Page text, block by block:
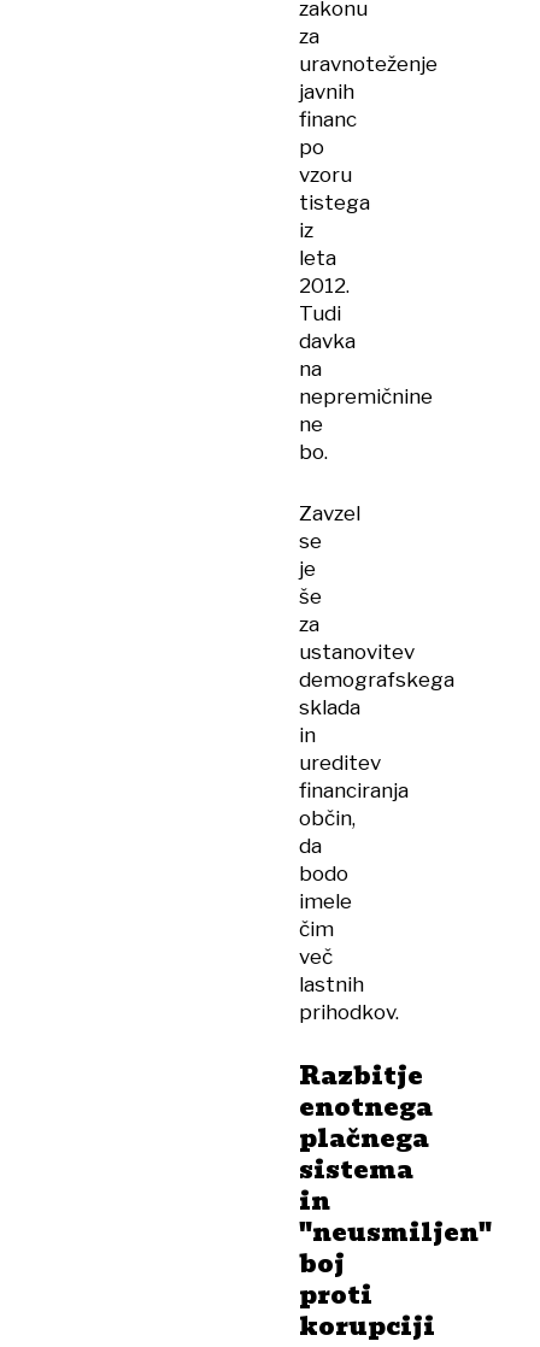
zakonu
za
uravnoteženje
javnih
financ
po
vzoru
tistega
iz
leta
2012.
Tudi
davka
na
nepremičnine
ne
bo.
Zavzel
se
je
še
za
ustanovitev
demografskega
sklada
in
ureditev
financiranja
občin,
da
bodo
imele
čim
več
lastnih
prihodkov.
Razbitje
enotnega
plačnega
sistema
in
"neusmiljen"
boj
proti
korupciji